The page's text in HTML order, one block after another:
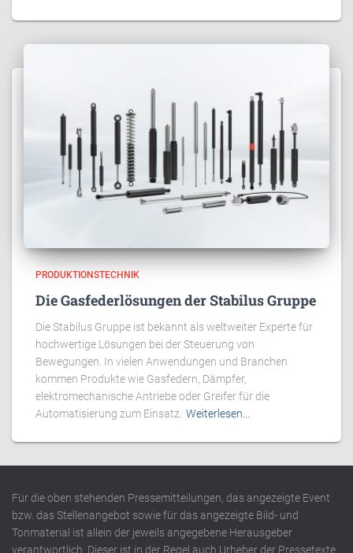
PRODUKTIONSTECHNIK
Die Gasfederlösungen der Stabilus Gruppe
Die Stabilus Gruppe ist bekannt als weltweiter Experte für
hochwertige Lösungen bei der Steuerung von
Bewegungen. In vielen Anwendungen und Branchen
kommen Produkte wie Gasfedern, Dämpfer,
elektromechanische Antriebe oder Greifer für die
Automatisierung zum Einsatz. Weiterlesen…
Für die oben stehenden Pressemitteilungen, das angezeigte Event
bzw. das Stellenangebot sowie für das angezeigte Bild- und
Tonmaterial ist allein der jeweils angegebene Herausgeber
verantwortlich. Dieser ist in der Regel auch Urheber der Pressetexte